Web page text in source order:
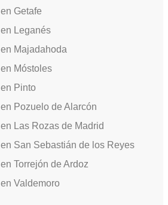
Getafe
Leganés
Majadahoda
Móstoles
Pinto
Pozuelo de Alarcón
Las Rozas de Madrid
San Sebastián de los Reyes
Torrejón de Ardoz
Valdemoro